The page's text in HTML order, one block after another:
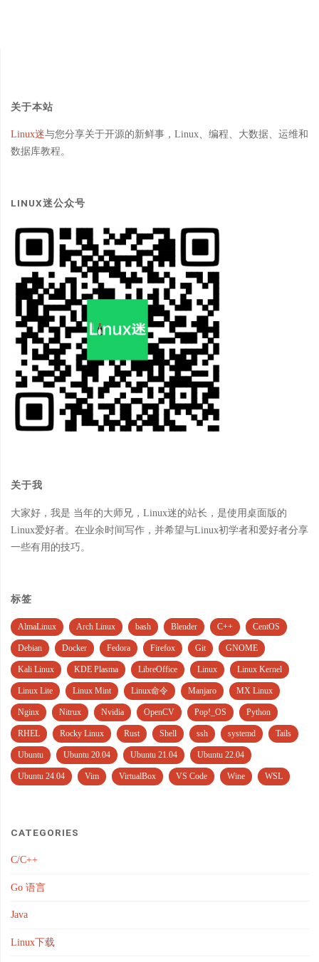
关于本站
Linux迷与您分享关于开源的新鲜事，Linux、编程、大数据、运维和
数据库教程。
LINUX迷公众号
关于我
大家好，我是 当年的大师兄，Linux迷的站长，是使用桌面版的
Linux爱好者。在业余时间写作，并希望与Linux初学者和爱好者分享
一些有用的技巧。
标签
AlmaLinux Arch Linux bash Blender C++ CentOS
Debian Docker Fedora Firefox Git GNOME
Kali Linux KDE Plasma LibreOffice Linux Linux Kernel
Linux Lite Linux Mint Linux命令 Manjaro MX Linux
Nginx Nitrux Nvidia OpenCV Pop!_OS Python
RHEL Rocky Linux Rust Shell ssh systemd Tails
Ubuntu Ubuntu 20.04 Ubuntu 21.04 Ubuntu 22.04
Ubuntu 24.04 Vim VirtualBox VS Code Wine WSL
CATEGORIES
C/C++
Go 语言
Java
Linux下载